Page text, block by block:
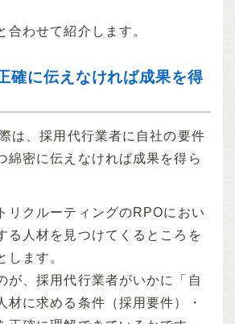
合わせて紹介します。
確に伝えなければ成果を得
は、採用代行業者に自社の要件
綿密に伝えなければ成果を得ら
リクルーティングのRPOにおい
る人材を見つけてくるところを
します。
が、採用代行業者がいかに「自
材に求める条件（採用要件）・